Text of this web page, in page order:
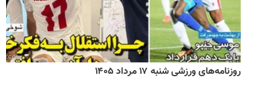
روزنامه‌های ورزشی شنبه ۱۷ مرداد ۱۴۰۵